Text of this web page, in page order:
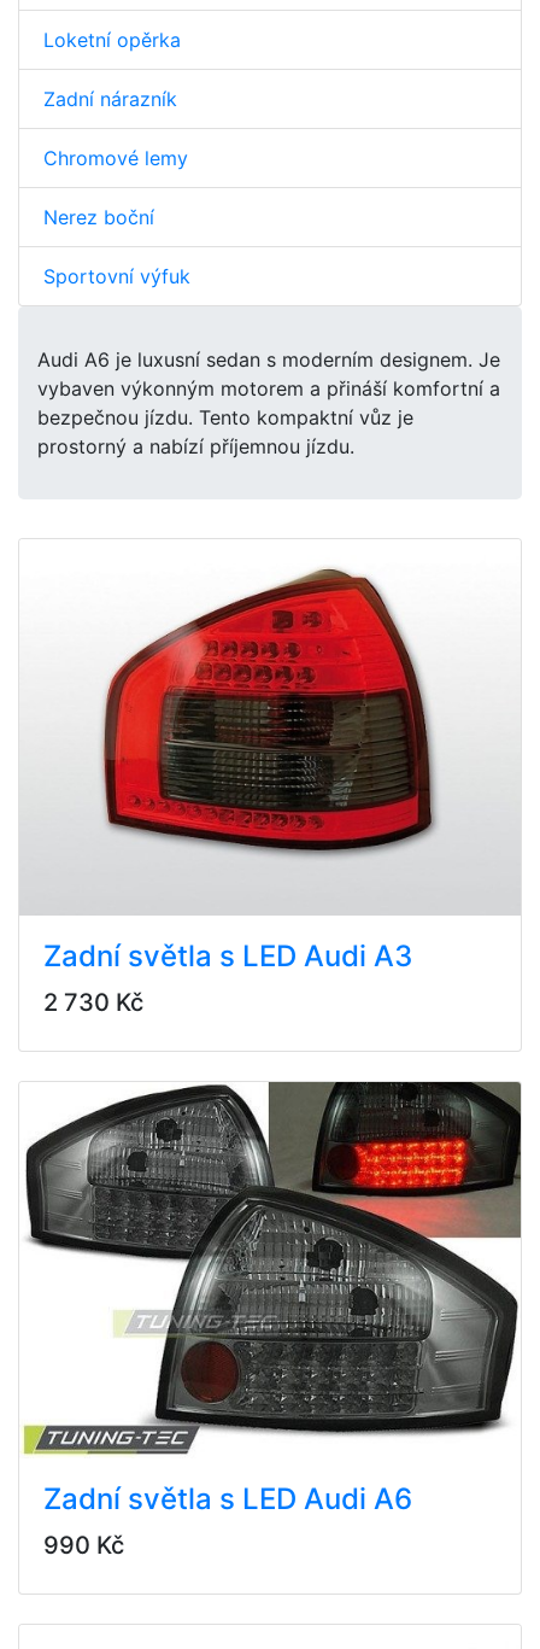
Loketní opěrka
Zadní nárazník
Chromové lemy
Nerez boční
Sportovní výfuk
Audi A6 je luxusní sedan s moderním designem. Je
vybaven výkonným motorem a přináší komfortní a
bezpečnou jízdu. Tento kompaktní vůz je
prostorný a nabízí příjemnou jízdu.
Zadní světla s LED Audi A3
2 730 Kč
Zadní světla s LED Audi A6
990 Kč